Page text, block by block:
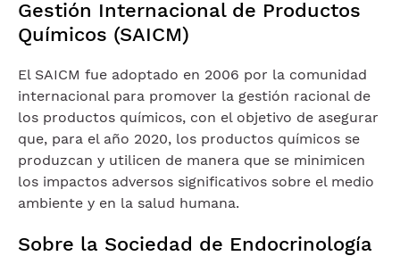
Gestión Internacional de Productos
Químicos (SAICM)
El SAICM fue adoptado en 2006 por la comunidad
internacional para promover la gestión racional de
los productos químicos, con el objetivo de asegurar
que, para el año 2020, los productos químicos se
produzcan y utilicen de manera que se minimicen
los impactos adversos significativos sobre el medio
ambiente y en la salud humana.
Sobre la Sociedad de Endocrinología